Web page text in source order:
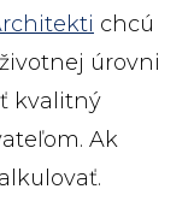
chcú
úrovni
kvalitný
Ak